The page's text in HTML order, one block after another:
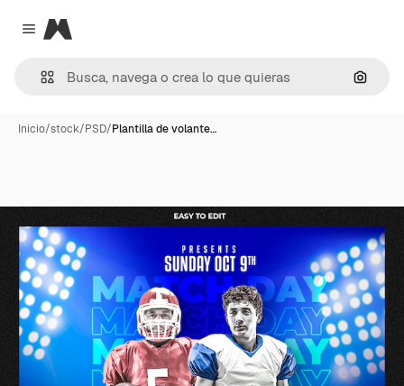
Close menu
Magnific
Inicio/stock/PSD/Plantilla de volante…